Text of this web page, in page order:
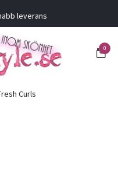
leverans
0
Curls